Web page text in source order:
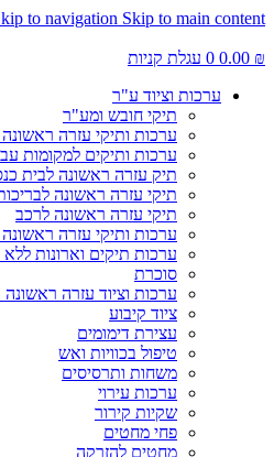
to navigation Skip to main content
0.00 ₪
0 עגלת קניות
ערכות וציוד ע"ר
תיקי חובש ומע"ר
ערכות ותיקי עזרה
ערכות ותיקים למקומות
תיק עזרה ראשונה לבית
תיקי עזרה ראשונה
תיקי עזרה ראשונה לרכב
ערכות ותיקי עזרה ראשונה
ערכות תיקים וארונות
סוכרת
ערכות וציוד עזרה
ציוד קיבוע
עצירת דימומים
טיפול בכוויות ואש
משחות ותרסיסים
ערכות עירוי
שקיות קירור
פחי מחטים
מחטים להזרקה